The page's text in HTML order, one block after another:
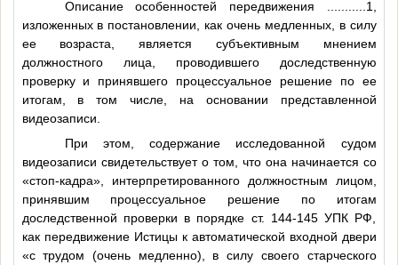
Описание особенностей передвижения ...........1
изложенных в постановлении, как очень медленных, в силу
ее возраста, является субъективным мнением
должностного лица, проводившего доследственную
проверку и принявшего процессуальное решение по ее
итогам, в том числе, на основании представленной
видеозаписи.
При этом, содержание исследованной судом
видеозаписи свидетельствует о том, что она начинается со
«стоп-кадра», интерпретированного должностным лицом,
принявшим процессуальное решение по итогам
доследственной проверки в порядке ст. 144-145 УПК РФ,
как передвижение Истицы к автоматической входной двери
«с трудом (очень медленно), в силу своего старческого